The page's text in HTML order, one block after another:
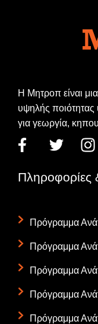
Η Μητροπ είναι μια
υψηλής ποιότητας
για γεωργία,
Πληροφορίες
Πρόγραμμα
Πρόγραμμα
Πρόγραμμα
Πρόγραμμα
Πρόγραμμα